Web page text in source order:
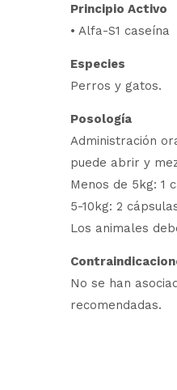
Principio Activo
• Alfa-S1 caseína
Especies
Perros y gatos.
Posología
Administración
puede abrir y
Menos de 5kg: 1
5-10kg: 2
Los animales
No se han
recomendadas.